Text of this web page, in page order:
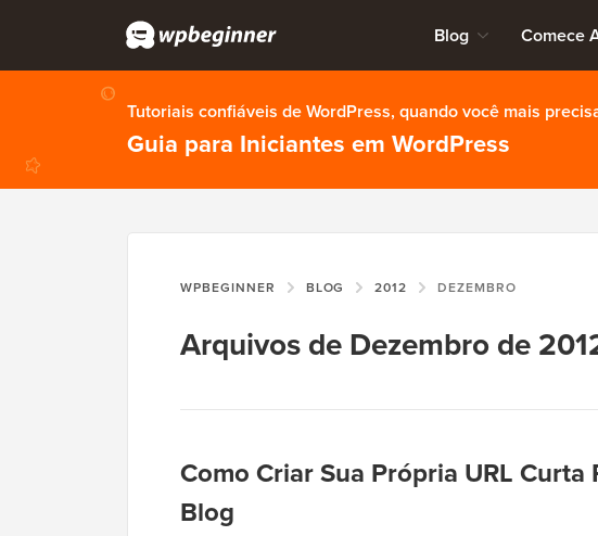
Blog Comece
Tutoriais confiáveis de WordPress, quando você mais
Guia para Iniciantes em WordPress
WPBEGINNER BLOG 2012 DEZEMBRO
Arquivos de Dezembro de
Como Criar Sua Própria URL
Blog